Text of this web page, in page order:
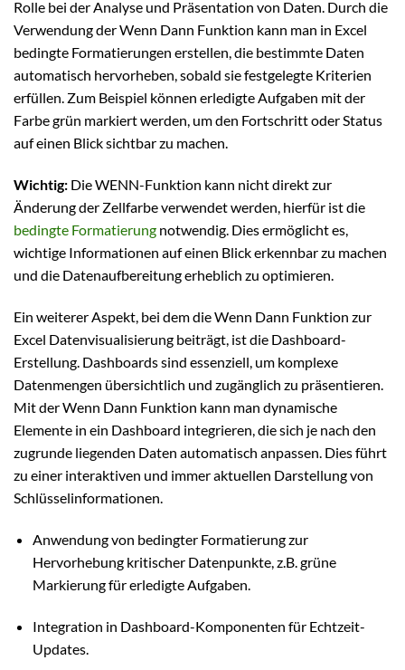
Rolle bei der Analyse und Präsentation von Daten. Durch die
Verwendung der Wenn Dann Funktion kann man in Excel
bedingte Formatierungen erstellen, die bestimmte Daten
automatisch hervorheben, sobald sie festgelegte Kriterien
erfüllen. Zum Beispiel können erledigte Aufgaben mit der
Farbe grün markiert werden, um den Fortschritt oder Status
auf einen Blick sichtbar zu machen.
Wichtig: Die WENN-Funktion kann nicht direkt zur
Änderung der Zellfarbe verwendet werden, hierfür ist die
bedingte Formatierung notwendig. Dies ermöglicht es,
wichtige Informationen auf einen Blick erkennbar zu machen
und die Datenaufbereitung erheblich zu optimieren.
Ein weiterer Aspekt, bei dem die Wenn Dann Funktion zur
Excel Datenvisualisierung beiträgt, ist die Dashboard-
Erstellung. Dashboards sind essenziell, um komplexe
Datenmengen übersichtlich und zugänglich zu präsentieren.
Mit der Wenn Dann Funktion kann man dynamische
Elemente in ein Dashboard integrieren, die sich je nach den
zugrunde liegenden Daten automatisch anpassen. Dies führt
zu einer interaktiven und immer aktuellen Darstellung von
Schlüsselinformationen.
Anwendung von bedingter Formatierung zur
Hervorhebung kritischer Datenpunkte, z.B. grüne
Markierung für erledigte Aufgaben.
Integration in Dashboard-Komponenten für Echtzeit-
Updates.